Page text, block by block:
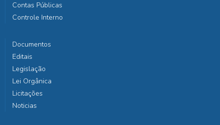
Contas Públicas
Controle Interno
Documentos
Editais
Legislação
Lei Orgânica
Licitações
Noticias